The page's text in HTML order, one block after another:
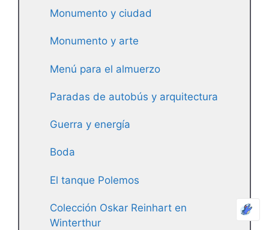
Monumento y ciudad
Monumento y arte
Menú para el almuerzo
Paradas de autobús y arquitectura
Guerra y energía
Boda
El tanque Polemos
Colección Oskar Reinhart en
Winterthur